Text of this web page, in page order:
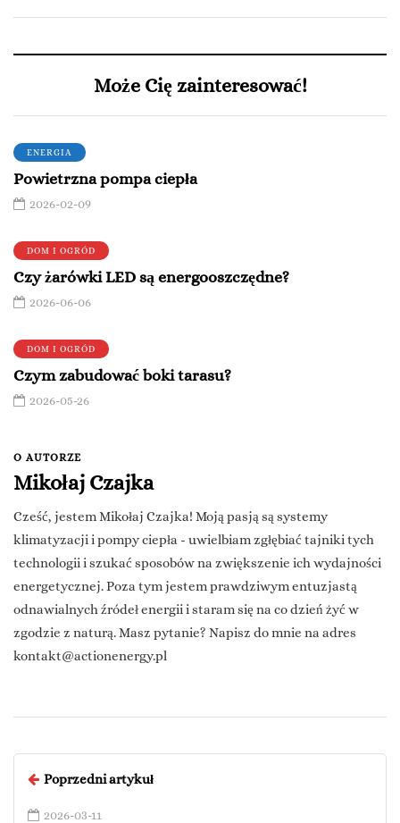
Może Cię zainteresować!
ENERGIA
Powietrzna pompa ciepła
2026-02-09
DOM I OGRÓD
Czy żarówki LED są energooszczędne?
2026-06-06
DOM I OGRÓD
Czym zabudować boki tarasu?
2026-05-26
O AUTORZE
Mikołaj Czajka
Cześć, jestem Mikołaj Czajka! Moją pasją są systemy
klimatyzacji i pompy ciepła - uwielbiam zgłębiać tajniki tych
technologii i szukać sposobów na zwiększenie ich wydajności
energetycznej. Poza tym jestem prawdziwym entuzjastą
odnawialnych źródeł energii i staram się na co dzień żyć w
zgodzie z naturą. Masz pytanie? Napisz do mnie na adres
kontakt@actionenergy.pl
Poprzedni artykuł
2026-03-11